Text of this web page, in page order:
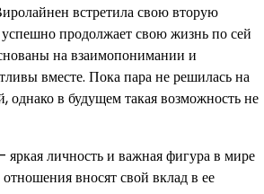
встретила свою вторую
продолжает свою жизнь по сей
на взаимопонимании и
вместе. Пока пара не решилась на
однако в будущем такая возможность не
личность и важная фигура в мире
вносят свой вклад в ее